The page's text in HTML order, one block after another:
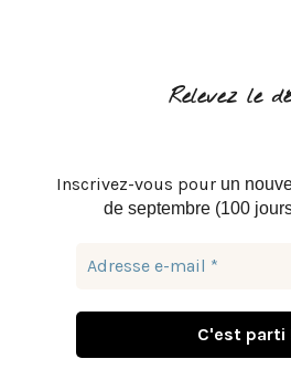
Relevez le
Inscrivez-vous pour un
de septembre (100